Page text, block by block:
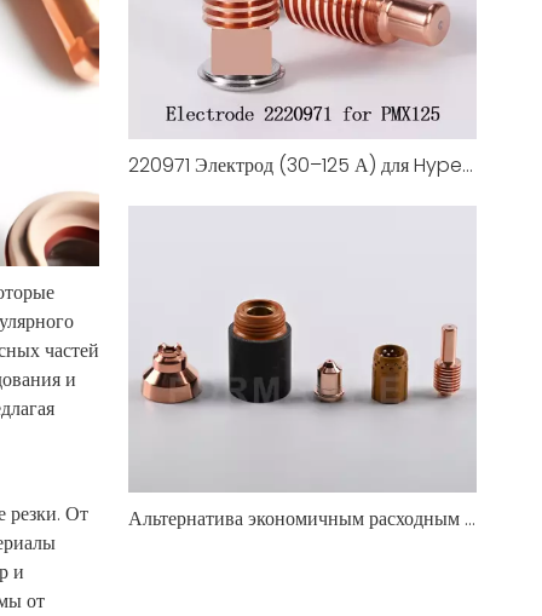
частей
и
резки. От
и
от
220971 Электрод (30–125 А) для Hypertherm Duramax 125
Альтернатива экономичным расходным материалам для плазменной резки, совместимым с Hypertherm